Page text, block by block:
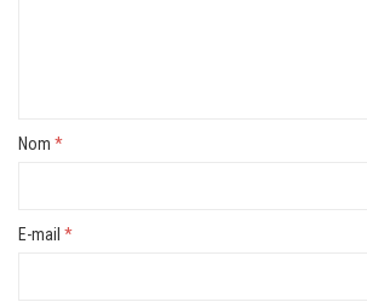
Nom *
E-mail *